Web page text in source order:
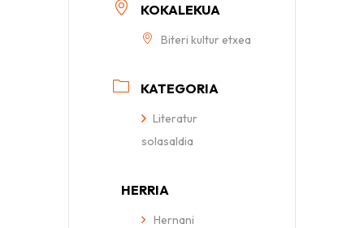
KOKALEKUA
Biteri kultur etxea
KATEGORIA
Literatur
solasaldia
HERRIA
Hernani